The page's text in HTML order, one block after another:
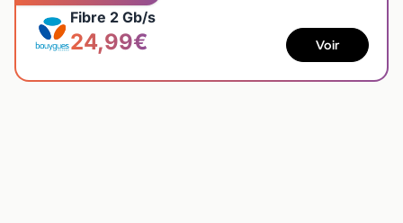
Fibre 2 Gb/s
24,99€ Voir